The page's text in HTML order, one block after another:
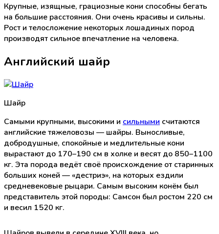
Крупные, изящные, грациозные кони способны бегать
на большие расстояния. Они очень красивы и сильны.
Рост и телосложение некоторых лошадиных пород
производят сильное впечатление на человека.
Английский шайр
Шайр
Самыми крупными, высокими и сильными считаются
английские тяжеловозы — шайры. Выносливые,
добродушные, спокойные и медлительные кони
вырастают до 170–190 см в холке и весят до 850–1100
кг. Эта порода ведёт своё происхождение от старинных
больших коней — «дестриэ», на которых ездили
средневековые рыцари. Самым высоким конём был
представитель этой породы: Самсон был ростом 220 см
и весил 1520 кг.